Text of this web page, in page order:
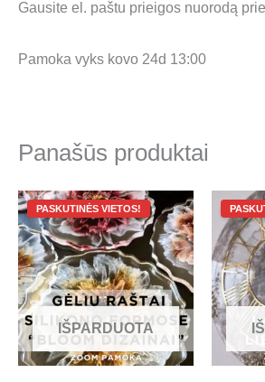
Gausite el. paštu prieigos nuorodą
Pamoka vyks kovo 24d 13:00
Panašūs produktai
IŠPARDUOTA
Original
price
was:
99.00 €.
Current
price
is:
35.00 €.